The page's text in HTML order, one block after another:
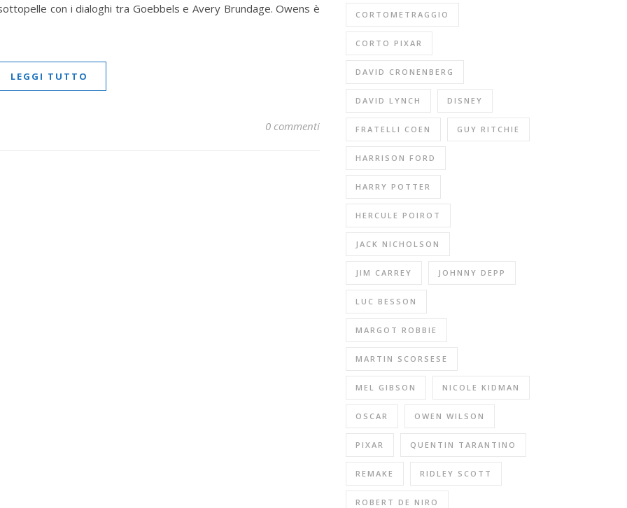
con i dialoghi tra Goebbels e Avery Brundage. Owens è
LEGGI TUTTO
0 commenti
CORTOMETRAGGIO
CORTO PIXAR
DAVID CRONENBERG
DAVID LYNCH DISNEY
FRATELLI COEN GUY RITCHIE
HARRISON FORD
HARRY POTTER
HERCULE POIROT
JACK NICHOLSON
JIM CARREY JOHNNY DEPP
LUC BESSON
MARGOT ROBBIE
MARTIN SCORSESE
MEL GIBSON NICOLE KIDMAN
OSCAR OWEN WILSON
PIXAR QUENTIN TARANTINO
REMAKE RIDLEY SCOTT
ROBERT DE NIRO